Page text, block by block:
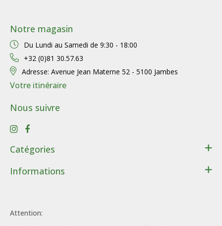
Catégories
Santé
Cadeaux
Informations
Données personnelles
Notre magasin
Du Lundi au Samedi de 9:30 - 18:00
+32 (0)81 30.57.63
Adresse: Avenue Jean Materne 52 - 5100 Jambes
Votre itinéraire
Nous suivre
Attention: